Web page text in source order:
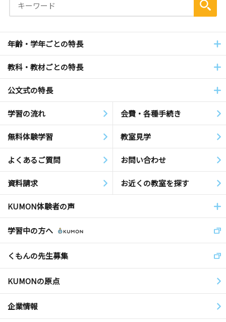
年齢・学年ごとの特長
教科・教材ごとの特長
公文式の特長
学習の流れ 会費・各種手続き
無料体験学習 教室見学
よくあるご質問 お問い合わせ
資料請求 お近くの教室を探す
KUMON体験者の声
学習中の方へ
くもんの先生募集
KUMONの原点
企業情報